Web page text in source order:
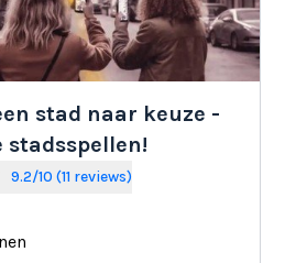
stad naar keuze -
stadsspellen!
9.2/10 (11 reviews)